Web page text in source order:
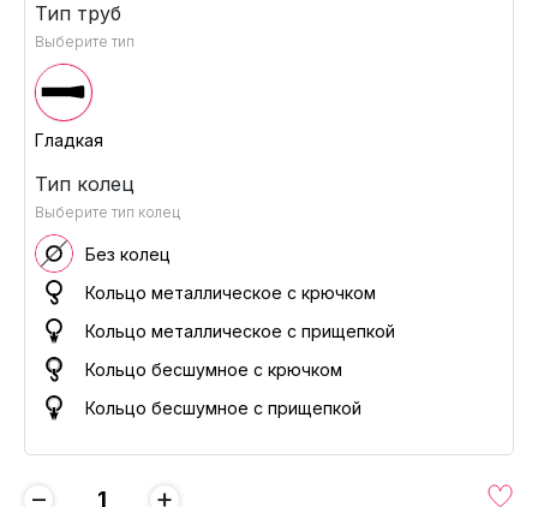
Тип труб
Выберите тип
Гладкая
Тип колец
Выберите тип колец
Без колец
Кольцо металлическое с крючком
Кольцо металлическое с прищепкой
Кольцо бесшумное с крючком
Кольцо бесшумное с прищепкой
− +